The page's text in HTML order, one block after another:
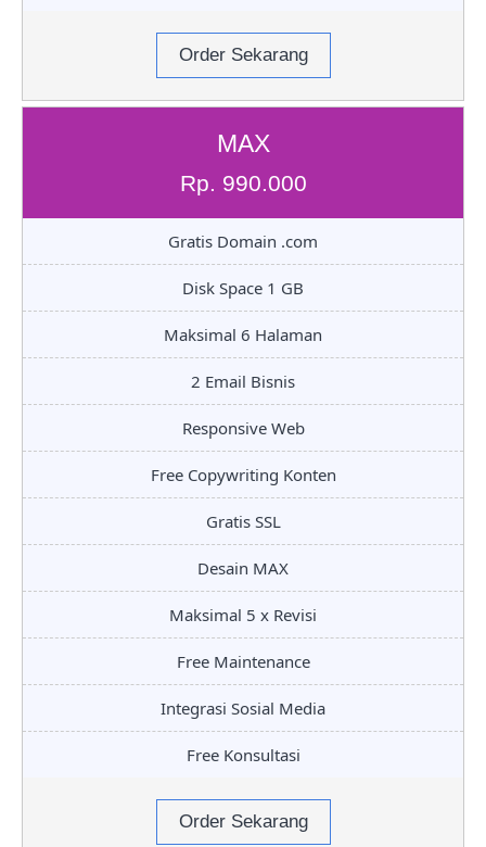
Order Sekarang
MAX
Rp. 990.000
Gratis Domain .com
Disk Space 1 GB
Maksimal 6 Halaman
2 Email Bisnis
Responsive Web
Free Copywriting Konten
Gratis SSL
Desain MAX
Maksimal 5 x Revisi
Free Maintenance
Integrasi Sosial Media
Free Konsultasi
Order Sekarang